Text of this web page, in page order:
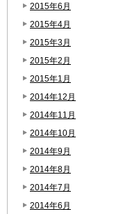
2015年6月
2015年4月
2015年3月
2015年2月
2015年1月
2014年12月
2014年11月
2014年10月
2014年9月
2014年8月
2014年7月
2014年6月